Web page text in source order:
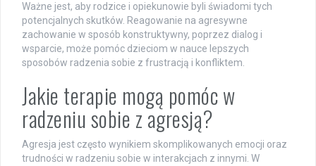
Ważne jest, aby rodzice i opiekunowie byli świadomi tych
potencjalnych skutków. Reagowanie na agresywne
zachowanie w sposób konstruktywny, poprzez dialog i
wsparcie, może pomóc dzieciom w nauce lepszych
sposobów radzenia sobie z frustracją i konfliktem.
Jakie terapie mogą pomóc w
radzeniu sobie z agresją?
Agresja jest często wynikiem skomplikowanych emocji oraz
trudności w radzeniu sobie w interakcjach z innymi. W